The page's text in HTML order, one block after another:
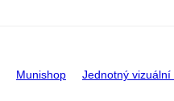
Munishop Jednotný vizuální